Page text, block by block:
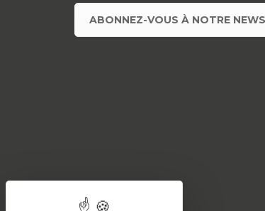
ABONNEZ-VOUS À NOTRE